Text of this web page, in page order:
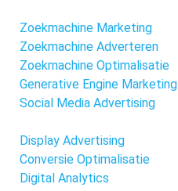
Zoekmachine Marketing
Zoekmachine Adverteren
Zoekmachine Optimalisatie
Generative Engine Marketing
Social Media Advertising
Display Advertising
Conversie Optimalisatie
Digital Analytics